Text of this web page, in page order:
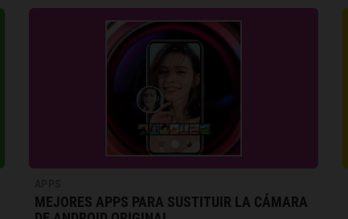
MEJORES APPS PARA SUSTITUIR LA CÁMARA